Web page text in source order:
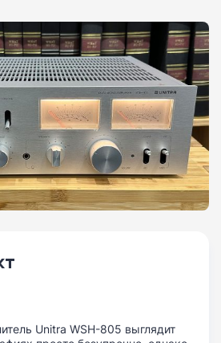
Unitra WSH-805 выглядит